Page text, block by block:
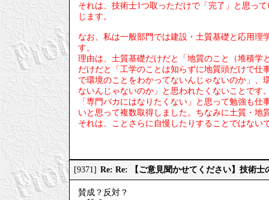
それは、技術士1つ取っただけで「完了」と思っ
じます。
なお、私は一般部門では建設・土質基礎と応用
す。
理由は、土質基礎だけだと「地質のこと（堆積学
だけだと「工学のことは知らずに地質頭だけで
で環境のことをわかってないんじゃないのか」
ないんじゃないのか」と思われたくないことです
「専門バカにはなりたくない」と思って勉強も
いと思って複数取得しました。ちなみに土質・地
それは、ことさらに自慢したりすることではな
[9371] Re: Re: 【ご意見聞かせてください】技術士
賛成？反対？